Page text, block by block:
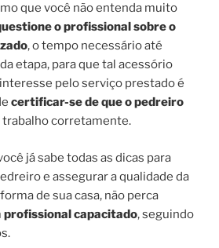
que você não entenda muito
o profissional sobre o
, o tempo necessário até
etapa, para que tal acessório
pelo serviço prestado é
certificar-se de que o pedreiro
trabalho corretamente.
já sabe todas as dicas para
e assegurar a qualidade da
de sua casa, não perca
profissional capacitado, seguindo